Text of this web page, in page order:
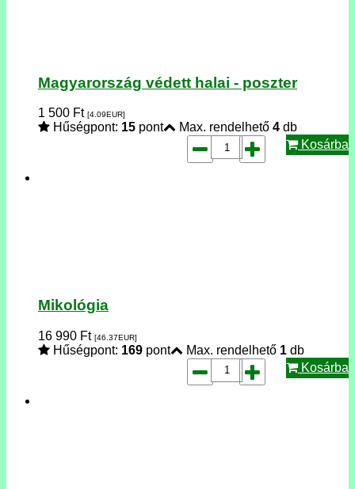
Magyarország védett halai - poszter
1 500 Ft [4.09EUR]
Hűségpont: 15 pont Max. rendelhető 4 db
Kosárba
Mikológia
16 990 Ft [46.37EUR]
Hűségpont: 169 pont Max. rendelhető 1 db
Kosárba